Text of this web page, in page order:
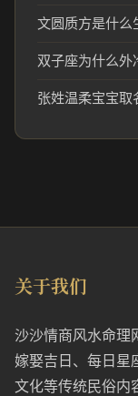
文圆质方是什么
双子座为什么外
张姓温柔宝宝取
关于我们
沙沙情商风水命理
嫁娶吉日、每日星
文化等传统民俗内